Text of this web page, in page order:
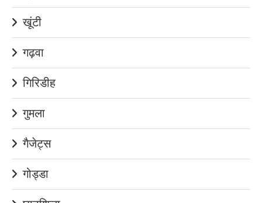
खूंटी
गढ़वा
गिरिडीह
गुमला
गैजेट्स
गोड्डा